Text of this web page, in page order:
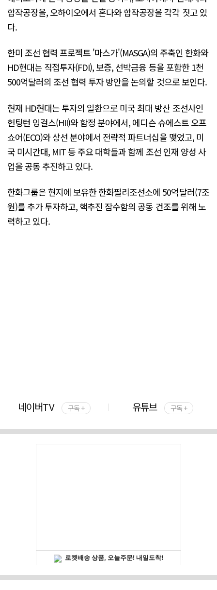
합작공장을, 오하이오에서 혼다와 합작공장을 각각 짓고 있
다.
한미 조선 협력 프로젝트 '마스가'(MASGA)의 주축인 한화와
HD현대는 직접투자(FDI), 보증, 선박금융 등을 포함한 1천
500억달러의 조선 협력 투자 방안을 논의할 것으로 보인다.
현재 HD현대는 투자의 일환으로 미국 최대 방산 조선사인
헌팅턴 잉걸스(HII)와 함정 분야에서, 에디슨 슈에스트 오프
쇼어(ECO)와 상선 분야에서 전략적 파트너십을 맺었고, 미
국 미시간대, MIT 등 주요 대학들과 함께 조선 인재 양성 사
업을 공동 추진하고 있다.
한화그룹은 현지에 보유한 한화필리조선소에 50억달러(7조
원)를 추가 투자하고, 핵추진 잠수함의 공동 건조를 위해 노
력하고 있다.
네이버TV 구독 + 유튜브 구독 +